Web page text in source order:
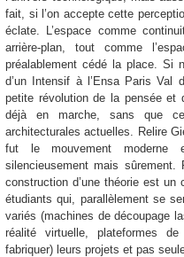
fait, si l’on accepte cette
éclate. L’espace comme
arrière-plan, tout comme
préalablement cédé la place. Si
d’un Intensif à l’Ensa Paris Val
petite révolution de la pensée
déjà en marche, sans que
architecturales actuelles. Relire
fut le mouvement moderne
silencieusement mais sûrement.
construction d’une théorie est
étudiants qui, parallèlement se
variés (machines de découpage
réalité virtuelle, plateformes de
fabriquer) leurs projets et pas